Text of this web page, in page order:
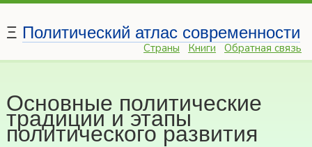
Ξ Политический атлас современности
Страны Книги Обратная связь
Основные политические
традиции и этапы
политического развития